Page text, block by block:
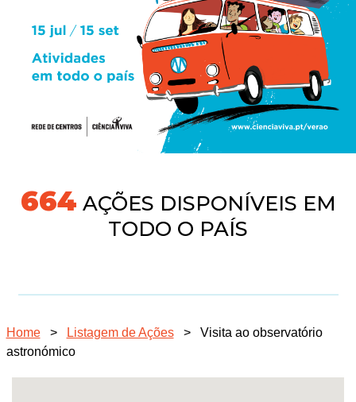
691AÇÕES DISPONÍVEIS EM
TODO O PAÍS
Home > Listagem de Ações >
Visita ao observatório
astronómico